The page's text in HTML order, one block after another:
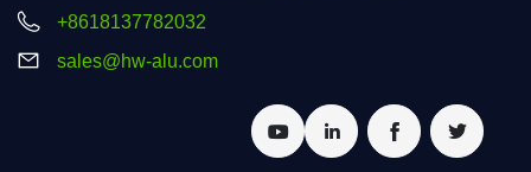
+8618137782032
sales@hw-alu.com